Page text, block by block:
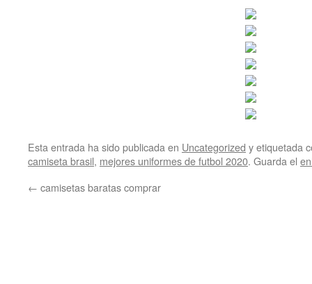
Esta entrada ha sido publicada en Uncategorized y etiquetada
camiseta brasil, mejores uniformes de futbol 2020. Guarda el
← camisetas baratas comprar